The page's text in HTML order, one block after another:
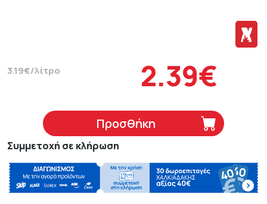
3.19€/λίτρο 2.39€
Προσθήκη
Συμμετοχή σε κλήρωση